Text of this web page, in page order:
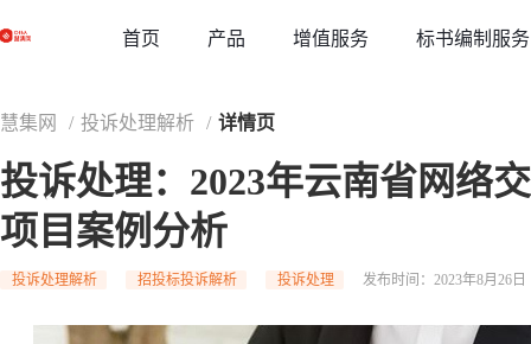
首页 产品 增值服务 标书编制服务
慧集网 / 投诉处理解析 / 详情页
投诉处理：2023年云南省网络
项目案例分析
投诉处理解析 招投标投诉解析 投诉处理 发布时间：2023年8月26日